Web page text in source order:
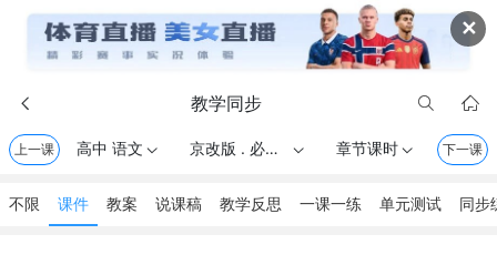
✕
 教学同步  
上一课 高中 语文  京改版 . 必修（一）  章节课时 下一课
不限 课件 教案 说课稿 教学反思 一课一练 单元测试 同步